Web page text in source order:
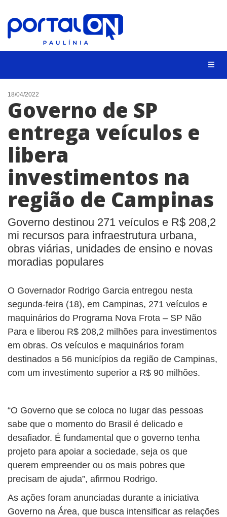
CIDADES
EVENTOS
EMPREGO
ANIVERSÁRIO DAS CIDADES
ANUNCIE
CONTATO
18/04/2022
Governo de SP
entrega veículos e
libera
investimentos na
região de Campinas
Governo destinou 271 veículos e R$ 208,2
mi recursos para infraestrutura urbana,
obras viárias, unidades de ensino e novas
moradias populares
O Governador Rodrigo Garcia entregou nesta
segunda-feira (18), em Campinas, 271 veículos e
maquinários do Programa Nova Frota – SP Não
Para e liberou R$ 208,2 milhões para investimentos
em obras. Os veículos e maquinários foram
destinados a 56 municípios da região de Campinas,
com um investimento superior a R$ 90 milhões.
“O Governo que se coloca no lugar das pessoas
sabe que o momento do Brasil é delicado e
desafiador. É fundamental que o governo tenha
projeto para apoiar a sociedade, seja os que
querem empreender ou os mais pobres que
precisam de ajuda”, afirmou Rodrigo.
As ações foram anunciadas durante a iniciativa
Governo na Área, que busca intensificar as relações